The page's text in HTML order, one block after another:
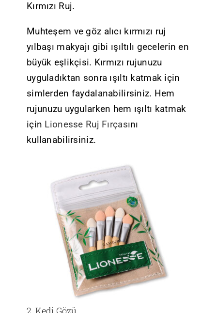
Kırmızı Ruj.
Muhteşem ve göz alıcı kırmızı ruj
yılbaşı makyajı gibi ışıltılı gecelerin en
büyük eşlikçisi. Kırmızı rujunuzu
uyguladıktan sonra ışıltı katmak için
simlerden faydalanabilirsiniz. Hem
rujunuzu uygularken hem ışıltı katmak
için Lionesse Ruj Fırçasını
kullanabilirsiniz.
2. Kedi Gözü